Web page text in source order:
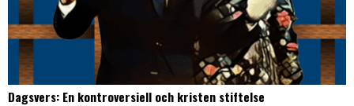
Dagsvers: En kontroversiell och kristen stiftelse